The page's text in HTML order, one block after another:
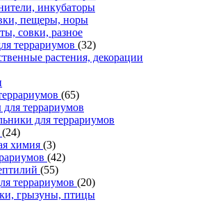
инкубаторы
пещеры, норы
совки, разное
террариумов (32)
растения, декорации
(65)
террариумов
для террариумов
(24)
химия (3)
(42)
(55)
террариумов (20)
грызуны, птицы